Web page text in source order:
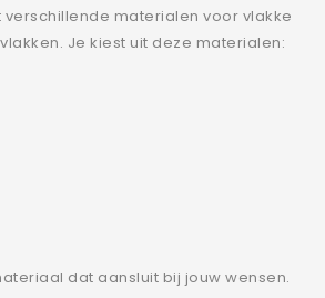
verschillende materialen voor vlakke
Je kiest uit deze materialen:
dat aansluit bij jouw wensen.